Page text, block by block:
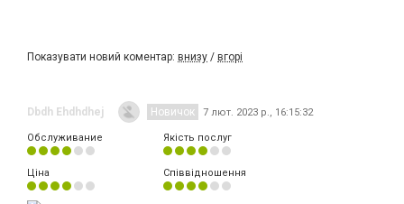
Показувати новий коментар: внизу / вгорі
Dbdh Ehdhdhej Новичок 7 лют. 2023 р., 16:15:32
Обслуживание Якість послуг
Ціна Співвідношення